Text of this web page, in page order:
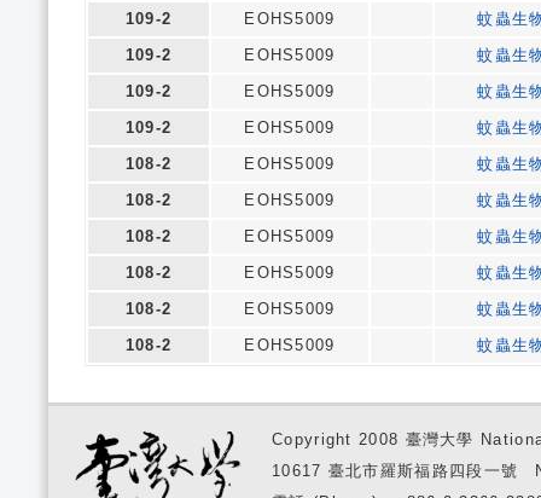
109-2
EOHS5009
蚊蟲生
109-2
EOHS5009
蚊蟲生
109-2
EOHS5009
蚊蟲生
109-2
EOHS5009
蚊蟲生
108-2
EOHS5009
蚊蟲生
108-2
EOHS5009
蚊蟲生
108-2
EOHS5009
蚊蟲生
108-2
EOHS5009
蚊蟲生
108-2
EOHS5009
蚊蟲生
108-2
EOHS5009 蚊蟲生
Copyright 2008 臺灣大學
10617 臺北市羅斯福路四段一